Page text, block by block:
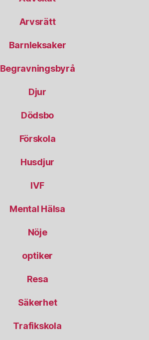
Arvsrätt
Barnleksaker
Begravningsbyrå
Djur
Dödsbo
Förskola
Husdjur
IVF
Mental Hälsa
Nöje
optiker
Resa
Säkerhet
Trafikskola